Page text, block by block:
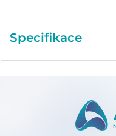
Specifikace